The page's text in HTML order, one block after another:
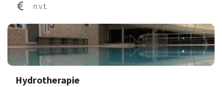
n.v.t.
Hydrotherapie